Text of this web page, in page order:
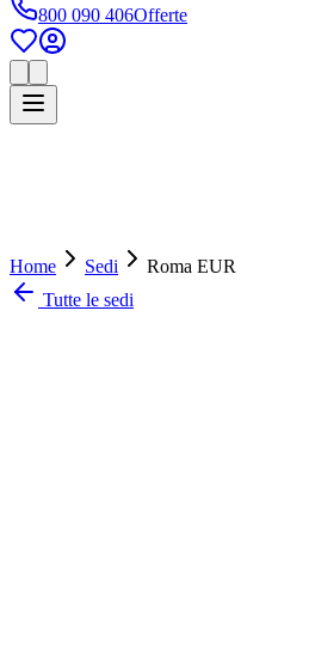
800 090 406Offerte
Home Sedi
Roma EUR
Tutte le sedi